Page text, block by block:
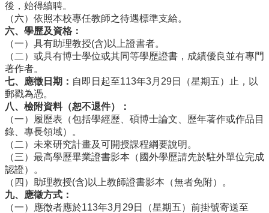
程
資
訊
與
成
果
學
術
踐
國
際
交
流
後，始得續聘。
（六）依照本校專任教師之待遇標準支給。
六、學歷及資格：
（一）具有助理教授(含)以上證書者。
（二）或具有博士學位或其同等學歷證書，成績優良並有專門
著作者。
七、應徵日期： 自即日起至113年3月29日（星期五）止，以
郵戳為憑。
八、檢附資料（恕不退件）：
（一）履歷表（包括學經歷、碩博士論文、歷年著作或作品目
錄、專長領域）。
（二）未來研究計畫及可開授課程綱要說明。
（三）最高學歷畢業證書影本（國外學歷請先於駐外單位完成
認證）。
（四）助理教授(含)以上教師證書影本（無者免附）。
九、應徵方式：
（一）應徵者應於113年3月29日（星期五）前掛號寄送至